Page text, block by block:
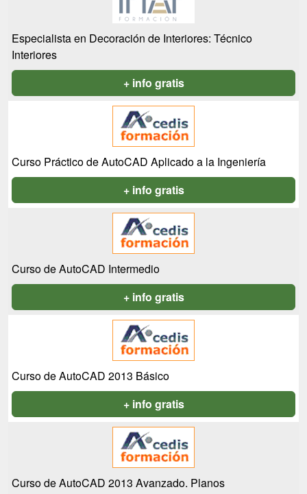
Especialista en Decoración de Interiores: Técnico
Interiores
+ info gratis
Curso Práctico de AutoCAD Aplicado a la Ingeniería
+ info gratis
Curso de AutoCAD Intermedio
+ info gratis
Curso de AutoCAD 2013 Básico
+ info gratis
Curso de AutoCAD 2013 Avanzado. Planos